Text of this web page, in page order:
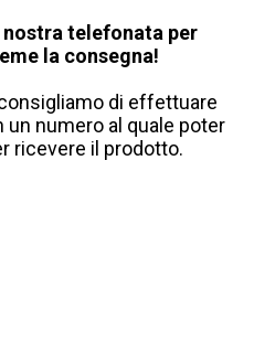
telefonata per
la consegna!
di effettuare
numero al quale poter
ricevere il prodotto.